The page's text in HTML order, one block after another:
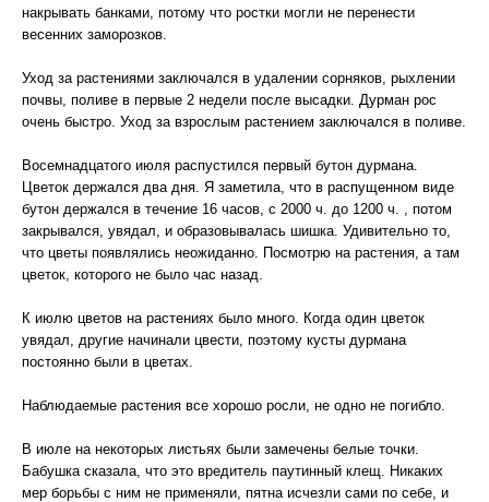
накрывать банками, потому что ростки могли не перенести
весенних заморозков.
Уход за растениями заключался в удалении сорняков, рыхлении
почвы, поливе в первые 2 недели после высадки. Дурман рос
очень быстро. Уход за взрослым растением заключался в поливе.
Восемнадцатого июля распустился первый бутон дурмана.
Цветок держался два дня. Я заметила, что в распущенном виде
бутон держался в течение 16 часов, с 2000 ч. до 1200 ч. , потом
закрывался, увядал, и образовывалась шишка. Удивительно то,
что цветы появлялись неожиданно. Посмотрю на растения, а там
цветок, которого не было час назад.
К июлю цветов на растениях было много. Когда один цветок
увядал, другие начинали цвести, поэтому кусты дурмана
постоянно были в цветах.
Наблюдаемые растения все хорошо росли, не одно не погибло.
В июле на некоторых листьях были замечены белые точки.
Бабушка сказала, что это вредитель паутинный клещ. Никаких
мер борьбы с ним не применяли, пятна исчезли сами по себе, и